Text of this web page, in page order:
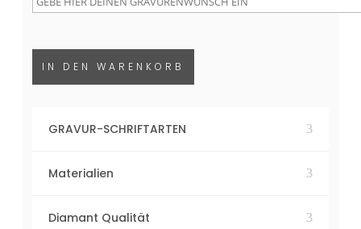
IN DEN WARENKORB
GRAVUR-SCHRIFTARTEN
Materialien
Diamant Qualität